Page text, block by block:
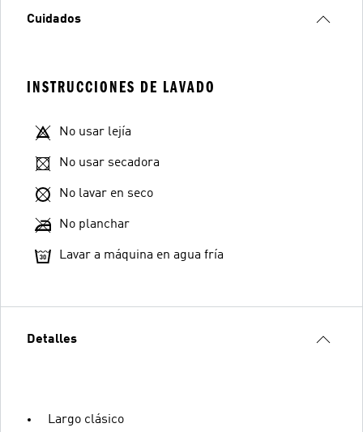
Cuidados
INSTRUCCIONES DE LAVADO
No usar lejía
No usar secadora
No lavar en seco
No planchar
Lavar a máquina en agua fría
Detalles
Largo clásico